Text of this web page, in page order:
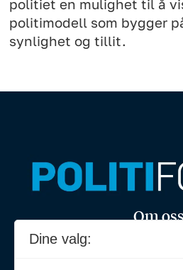
politiet en mulighet til å
politimodell som bygger
synlighet og tillit.
Om
Politiforum er et redaksjonelt
Dine valg: